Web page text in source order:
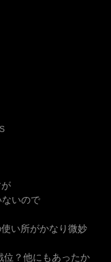
いので
い所がかなり微妙
位？他にもあったか